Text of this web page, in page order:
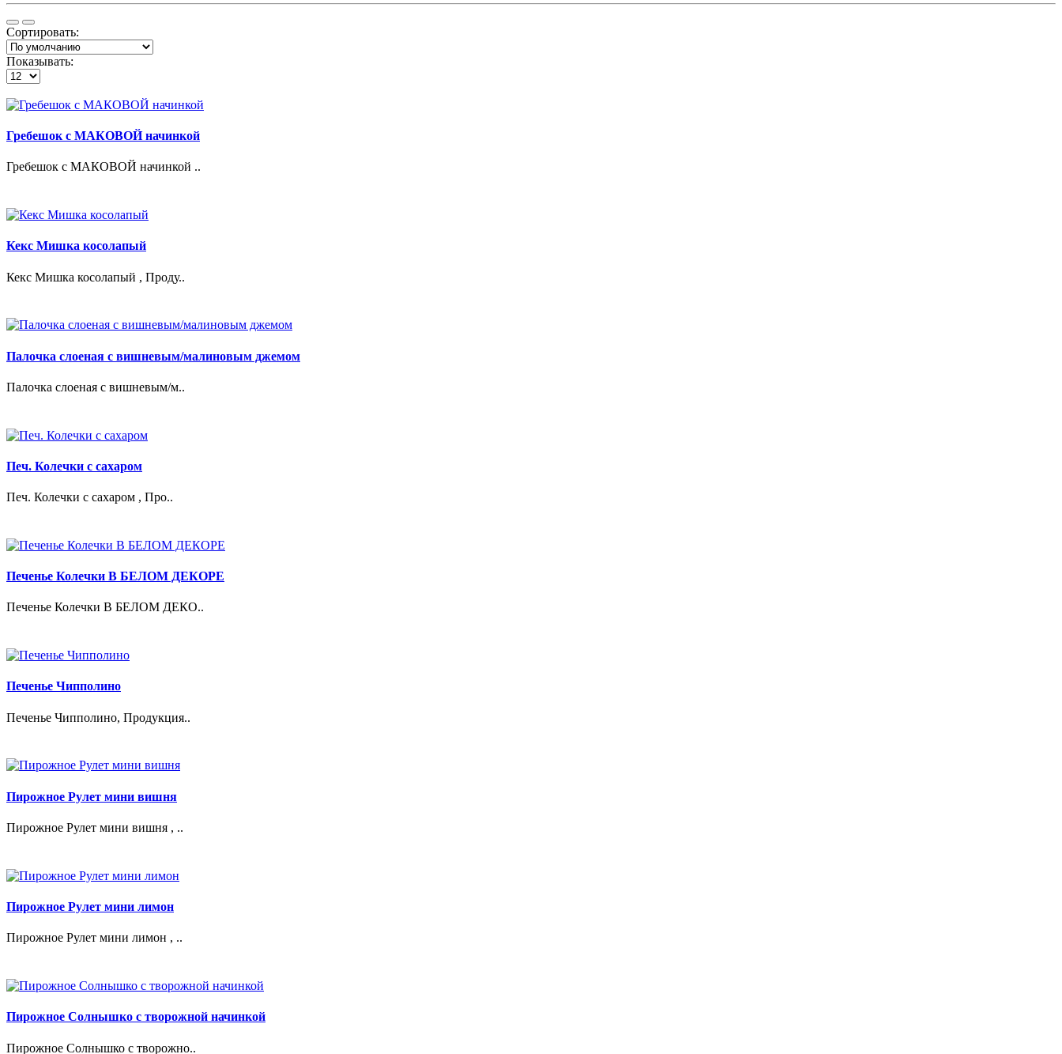
Сортировать:
Показывать:
Гребешок с МАКОВОЙ начинкой
Гребешок с МАКОВОЙ начинкой ..
Кекс Мишка косолапый
Кекс Мишка косолапый , Проду..
Палочка слоеная с вишневым/малиновым джемом
Палочка слоеная с вишневым/м..
Печ. Колечки с сахаром
Печ. Колечки с сахаром , Про..
Печенье Колечки В БЕЛОМ ДЕКОРЕ
Печенье Колечки В БЕЛОМ ДЕКО..
Печенье Чипполино
Печенье Чипполино, Продукция..
Пирожное Рулет мини вишня
Пирожное Рулет мини вишня , ..
Пирожное Рулет мини лимон
Пирожное Рулет мини лимон , ..
Пирожное Солнышко с творожной начинкой
Пирожное Солнышко с творожно..